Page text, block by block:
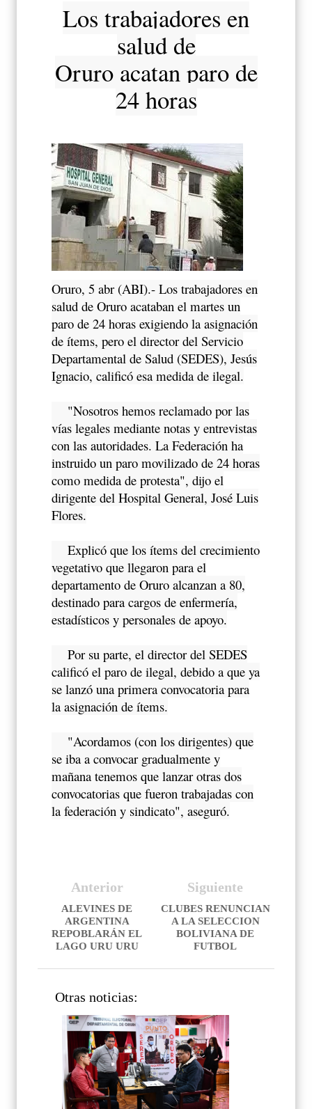
Los trabajadores en
salud de
Oruro acatan paro de
24 horas
Oruro, 5 abr (ABI).- Los trabajadores en
salud de Oruro acataban el martes un
paro de 24 horas exigiendo la asignación
de ítems, pero el director del Servicio
Departamental de Salud (SEDES), Jesús
Ignacio, calificó esa medida de ilegal.
"Nosotros hemos reclamado por las
vías legales mediante notas y entrevistas
con las autoridades. La Federación ha
instruido un paro movilizado de 24 horas
como medida de protesta", dijo el
dirigente del Hospital General, José Luis
Flores.
Explicó que los ítems del crecimiento
vegetativo que llegaron para el
departamento de Oruro alcanzan a 80,
destinado para cargos de enfermería,
estadísticos y personales de apoyo.
Por su parte, el director del SEDES
calificó el paro de ilegal, debido a que ya
se lanzó una primera convocatoria para
la asignación de ítems.
"Acordamos (con los dirigentes) que
se iba a convocar gradualmente y
mañana tenemos que lanzar otras dos
convocatorias que fueron trabajadas con
la federación y sindicato", aseguró.
Siguiente
CLUBES RENUNCIAN
A LA SELECCION
BOLIVIANA DE
FUTBOL
Anterior
ALEVINES DE
ARGENTINA
REPOBLARÁN EL
LAGO URU URU
Otras noticias: